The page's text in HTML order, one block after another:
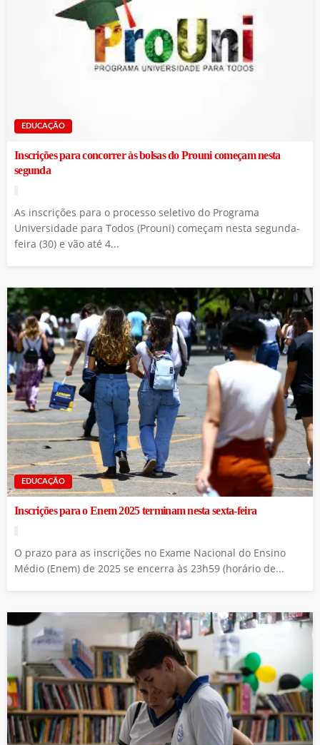
EDUCAÇÃO
Inscrições para concorrer às bolsas do Prouni começam nesta
segunda
As inscrições para o processo seletivo do Programa
Universidade para Todos (Prouni) começam nesta segunda-
feira (30) e vão até 4...
EDUCAÇÃO
Inscrições para o Enem 2025 terminam nesta sexta-feira
O prazo para as inscrições no Exame Nacional do Ensino
Médio (Enem) de 2025 se encerra às 23h59 (horário de...